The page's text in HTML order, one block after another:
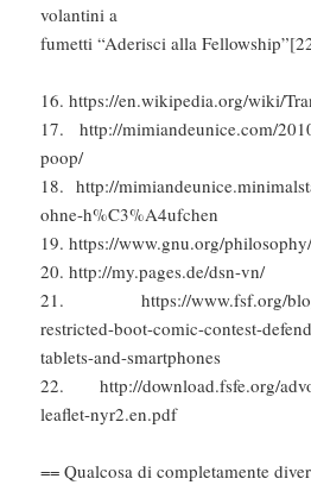
volantini a
fumetti “Aderisci alla
16. https://en.wikipedia.org/wiki/
17. http://mimiandeunice.com/
poop/
18. http://
ohne-h%C3%A4ufchen
19. https://www.gnu.org/
20. http://my.pages.de/dsn-vn/
21. https://www.fsf.org/blogs/
restricted-boot-comic-contest-
tablets-and-smartphones
22. http://download.fsfe.org/
leaflet-nyr2.en.pdf
== Qualcosa di completamente